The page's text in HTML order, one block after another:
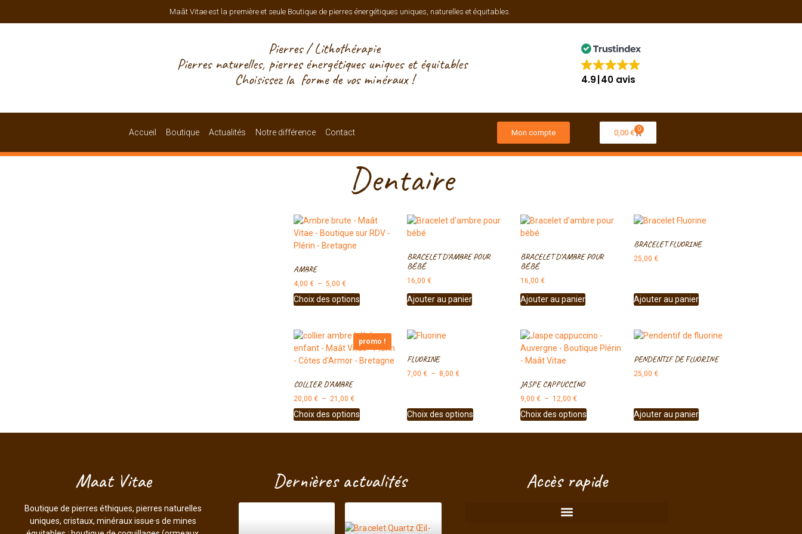
Maât Vitae est la première et seule Boutique de pierres énergétiques uniques, naturelles et équitables.
Pierres / Lithothérapie
Pierres naturelles, pierres énergétiques uniques et équitables
Choisissez la forme de vos minéraux !
4.9 40 avis
Accueil Boutique Actualités Notre différence Contact Mon compte 0,00 € 0
Dentaire
AMBRE
4,00 € – 5,00 €
Choix des options
BRACELET D’AMBRE POUR
BÉBÉ
16,00 €
Ajouter au panier
BRACELET D’AMBRE POUR
BÉBÉ
16,00 €
Ajouter au panier
BRACELET FLUORINE
25,00 €
Ajouter au panier
promo !
COLLIER D’AMBRE
20,00 € – 21,00 €
Choix des options
FLUORINE
7,00 € – 8,00 €
Choix des options
JASPE CAPPUCCINO
9,00 € – 12,00 €
Choix des options
PENDENTIF DE FLUORINE
25,00 €
Ajouter au panier
Maat Vitae
Boutique de pierres éthiques, pierres naturelles
uniques, cristaux, minéraux issue·s de mines
Dernières actualités Accès rapide
Bonjour ! Je suis à votre écoute.